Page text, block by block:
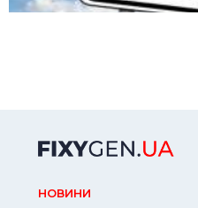
НОВИНИ